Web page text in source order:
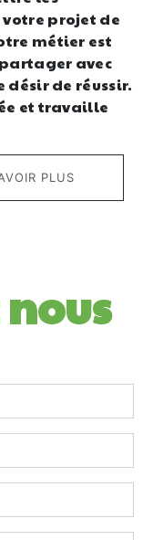
votre projet de
métier est
avec
désir de réussir.
et travaille
PLUS